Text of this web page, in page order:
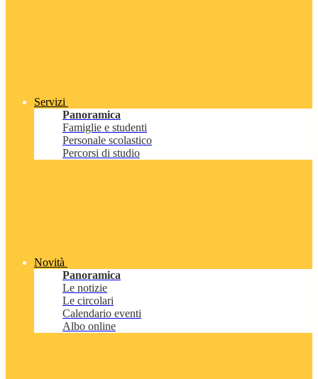
Servizi
Panoramica
Famiglie e studenti
Personale scolastico
Percorsi di studio
Novità
Panoramica
Le notizie
Le circolari
Calendario eventi
Albo online